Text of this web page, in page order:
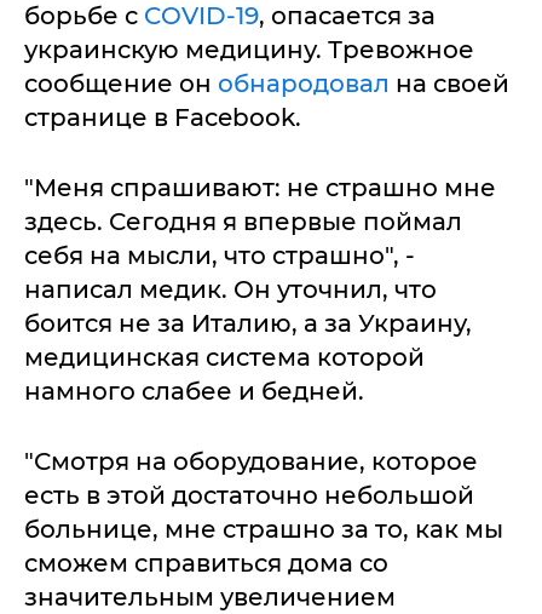
борьбе с COVID-19, опасается за
украинскую медицину. Тревожное
сообщение он обнародовал на своей
странице в Facebook.
"Меня спрашивают: не страшно мне
здесь. Сегодня я впервые поймал
себя на мысли, что страшно", -
написал медик. Он уточнил, что
боится не за Италию, а за Украину,
медицинская система которой
намного слабее и бедней.
"Смотря на оборудование, которое
есть в этой достаточно небольшой
больнице, мне страшно за то, как мы
сможем справиться дома со
значительным увеличением